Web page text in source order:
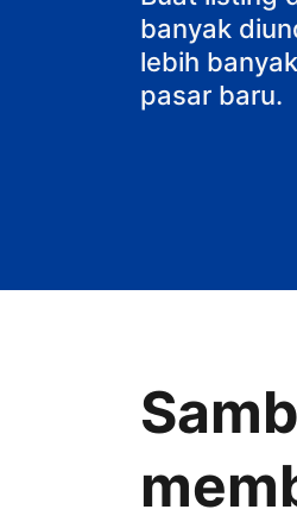
banyak
lebih
pasar baru.